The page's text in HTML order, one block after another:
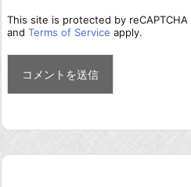
This site is protected by
and Terms of Service apply.